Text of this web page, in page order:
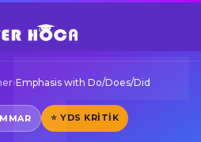
›Emphasis with Do/Does/Did
⭐ YDS KRITIK